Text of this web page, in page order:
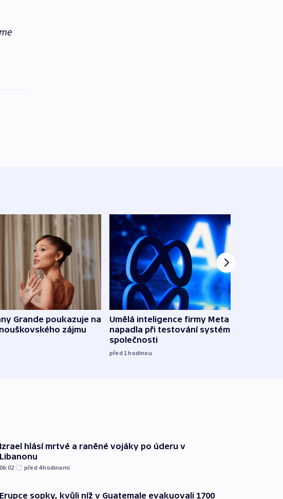
Grande poukazuje na
zájmu
Umělá inteligence firmy Meta
napadla při testování systém jiné
společnosti
před 1hodinou
Izrael hlásí mrtvé a raněné vojáky po úderu v
Libanonu
06:02 před 4hodinami
Erupce sopky, kvůli níž v Guatemale evakuovali 1700